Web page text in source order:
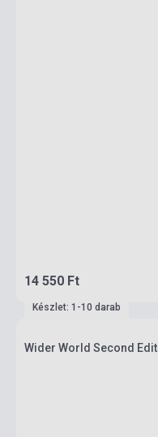
14 550 Ft
Készlet: 1-10 darab
Wider World Second